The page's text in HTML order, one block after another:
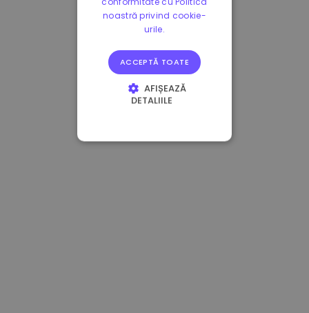
noastră privind cookie-
urile.
ACCEPTĂ TOATE
AFIȘEAZĂ
DETALIILE